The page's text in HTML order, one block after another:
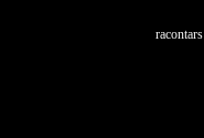
racontars